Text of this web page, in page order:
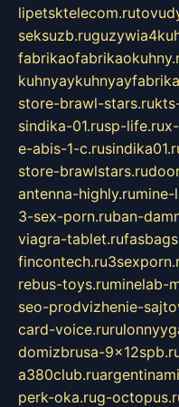
lipetsktelecom.ru
seksuzb.ru
store-brawl-stars.ru
sindika-01.rusp-life.ru
e-abis-1-c.ru
store-brawlstars.ru
antenna-highly.rumine-
3-sex-porn.ruban-
viagra-tablet.ru
fincontech.ru
rebus-toys.ruminelab-
seo-prodvizhenie-
card-voice.ru
domizbrusa-
a380club.ru
perk-oka.rug-